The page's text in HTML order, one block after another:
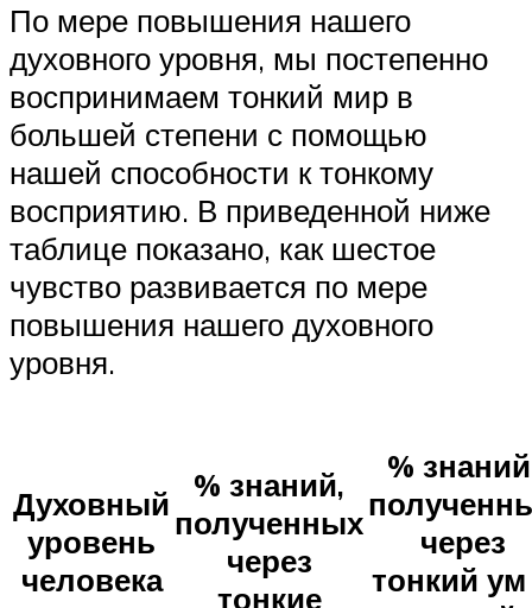
По мере повышения нашего
духовного уровня, мы постепенно
воспринимаем тонкий мир в
большей степени с помощью
нашей способности к тонкому
восприятию. В приведенной ниже
таблице показано, как шестое
чувство развивается по мере
повышения нашего духовного
уровня.
Духовный
уровень
человека
% знаний,
полученных
через
тонкие
%
через
тонкий